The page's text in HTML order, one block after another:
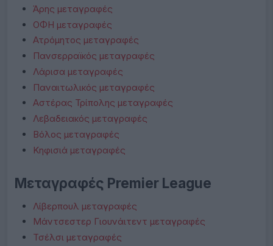
Άρης μεταγραφές
ΟΦΗ μεταγραφές
Ατρόμητος μεταγραφές
Πανσερραϊκός μεταγραφές
Λάρισα μεταγραφές
Παναιτωλικός μεταγραφές
Αστέρας Τρίπολης μεταγραφές
Λεβαδειακός μεταγραφές
Βόλος μεταγραφές
Κηφισιά μεταγραφές
Μεταγραφές Premier League
Λίβερπουλ μεταγραφές
Μάντσεστερ Γιουνάιτεντ μεταγραφές
Τσέλσι μεταγραφές